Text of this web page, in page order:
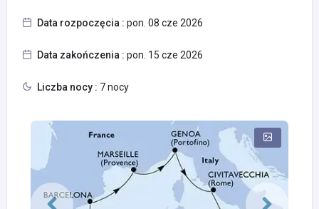
Data rozpoczęcia : pon. 08 cze 2026
Data zakończenia : pon. 15 cze 2026
Liczba nocy : 7 nocy